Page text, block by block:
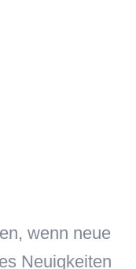
wenn neue
Neuigkeiten